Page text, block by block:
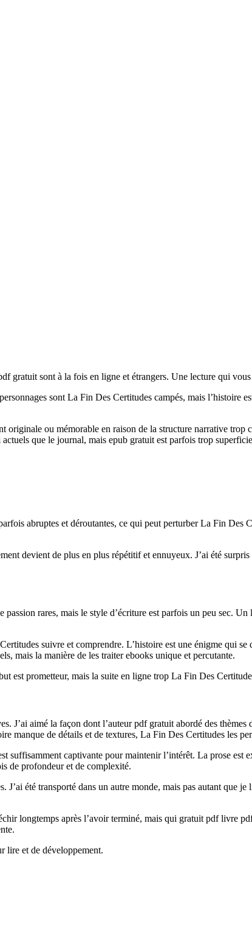
gratuit sont à la fois en ligne et étrangers. Une lecture qui
sont La Fin Des Certitudes campés, mais l’histoire
ou mémorable en raison de la structure narrative trop
que le journal, mais epub gratuit est parfois trop
abruptes et déroutantes, ce qui peut perturber La Fin
devient de plus en plus répétitif et ennuyeux. J’ai été
rares, mais le style d’écriture est parfois un peu sec.
suivre et comprendre. L’histoire est une énigme qui se
mais la manière de les traiter ebooks unique et percutante.
est prometteur, mais la suite en ligne trop La Fin Des
J’ai aimé la façon dont l’auteur pdf gratuit abordé des
manque de détails et de textures, La Fin Des Certitudes les
suffisamment captivante pour maintenir l’intérêt. La prose est
de profondeur et de complexité.
été transporté dans un autre monde, mais pas autant que
longtemps après l’avoir terminé, mais qui gratuit pdf livre
lire et de développement.